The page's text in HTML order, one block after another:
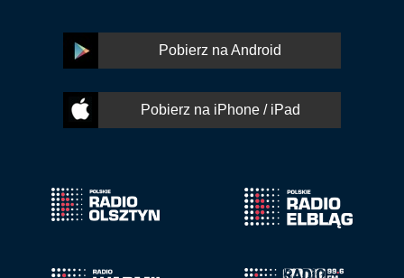
Pobierz na Android
Pobierz na iPhone / iPad